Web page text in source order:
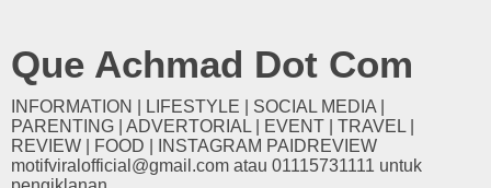
Que Achmad Dot Com
INFORMATION | LIFESTYLE | SOCIAL MEDIA |
PARENTING | ADVERTORIAL | EVENT | TRAVEL |
REVIEW | FOOD | INSTAGRAM PAIDREVIEW
motifviralofficial@gmail.com atau 01115731111 untuk